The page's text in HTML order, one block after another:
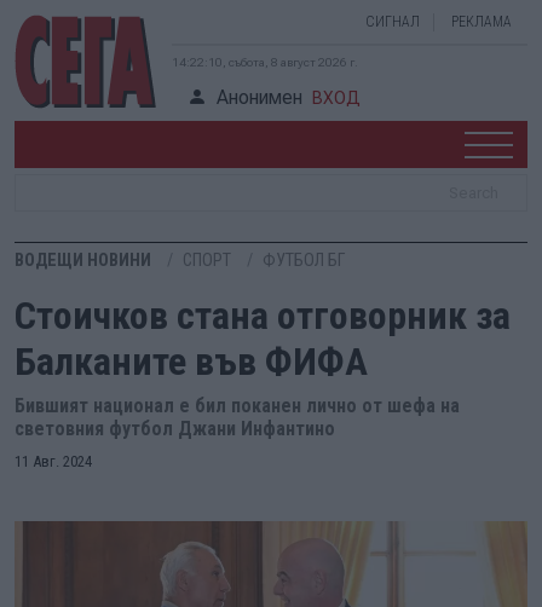
СИГНАЛ РЕКЛАМА
14:22:11, събота, 8 август 2026 г.
Анонимен ВХОД
ВОДЕЩИ НОВИНИ СПОРТ ФУТБОЛ БГ
Стоичков стана отговорник за
Балканите във ФИФА
Бившият национал е бил поканен лично от шефа на
световния футбол Джани Инфантино
11 Авг. 2024